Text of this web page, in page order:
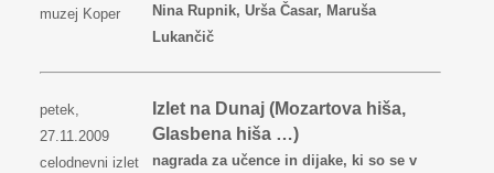
muzej Koper
Nina Rupnik, Urša Časar, Maruša
Lukančič
petek,
27.11.2009
celodnevni izlet
Izlet na Dunaj (Mozartova hiša,
Glasbena hiša …)
nagrada za učence in dijake, ki so se v